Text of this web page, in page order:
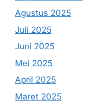
Agustus 2025
Juli 2025
Juni 2025
Mei 2025
April 2025
Maret 2025